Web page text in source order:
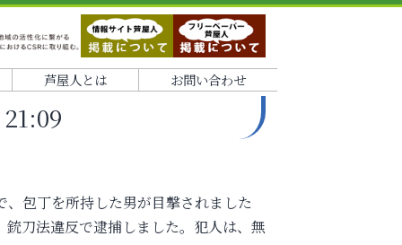
芦屋人とは お問い合わせ
包丁を所持した男が目撃されました
刀法違反で逮捕しました。犯人は、無